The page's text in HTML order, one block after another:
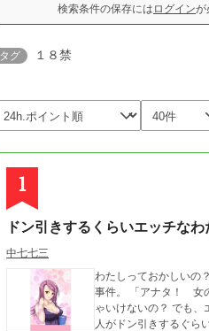
検索条件の保存には ログインが
タグ １８禁
1
ドン引きするくらいエッチな
中七七三
わたしっておかしいの？ 小さいころからエッチなことが大好きだった。 そして、小学校のときに起こしてしまった
事件。 「アナタ！ 女の子なのになにしてるの！」 その母親の言葉が大人になっても頭から離れない。 エッチじ
ゃいけないの？ でも、エッチは大好きなのに。 それ
人がドン引きするぐら